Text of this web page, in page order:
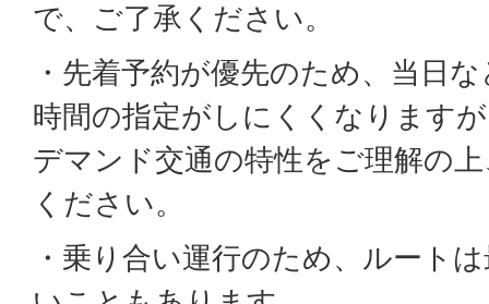
で、ご了承ください。
・先着予約が優先のため、当日
時間の指定がしにくくなります
デマンド交通の特性をご理解の
ください。
・乗り合い運行のため、ルート